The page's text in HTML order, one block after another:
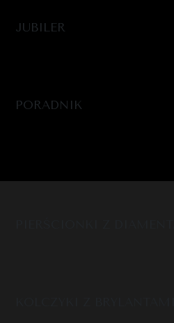
JUBILER
PORADNIK